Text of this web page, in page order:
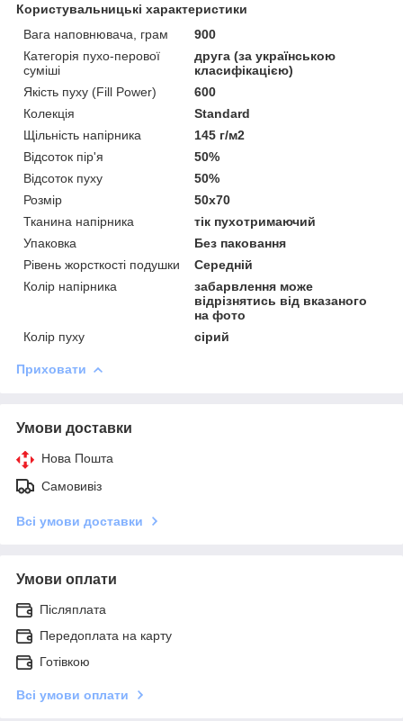
Користувальницькі характеристики
Вага наповнювача, грам
900
Категорія пухо-перової
суміші
друга (за українською
класифікацією)
Якість пуху (Fill Power)
600
Колекція
Standard
Щільність напірника
145 г/м2
Відсоток пір'я
50%
Відсоток пуху
50%
Розмір
50x70
Тканина напірника
тік пухотримаючий
Упаковка
Без паковання
Рівень жорсткості подушки
Середній
Колір напірника
забарвлення може
відрізнятись від вказаного
на фото
Колір пуху
сірий
Приховати
Умови доставки
Нова Пошта
Самовивіз
Всі умови доставки
Умови оплати
Післяплата
Передоплата на карту
Готівкою
Всі умови оплати